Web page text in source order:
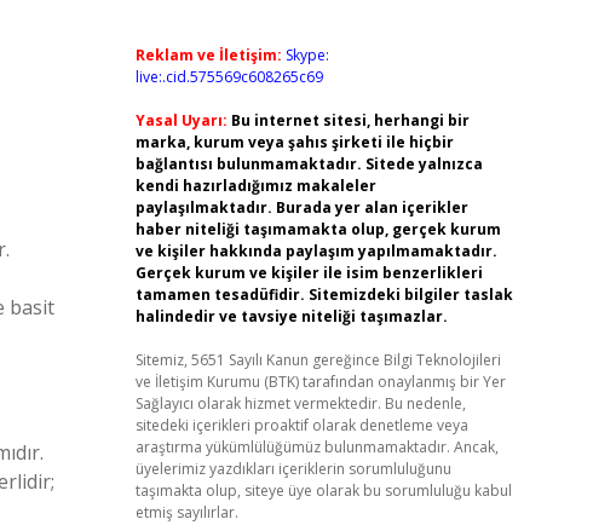
basit
Reklam ve İletişim: Skype:
live:.cid.575569c608265c69
Yasal Uyarı: Bu internet sitesi, herhangi bir
marka, kurum veya şahıs şirketi ile hiçbir
bağlantısı bulunmamaktadır. Sitede yalnızca
kendi hazırladığımız makaleler
paylaşılmaktadır. Burada yer alan içerikler
haber niteliği taşımamakta olup, gerçek kurum
ve kişiler hakkında paylaşım yapılmamaktadır.
Gerçek kurum ve kişiler ile isim benzerlikleri
tamamen tesadüfidir. Sitemizdeki bilgiler taslak
halindedir ve tavsiye niteliği taşımazlar.
Sitemiz, 5651 Sayılı Kanun gereğince Bilgi Teknolojileri
ve İletişim Kurumu (BTK) tarafından onaylanmış bir Yer
Sağlayıcı olarak hizmet vermektedir. Bu nedenle,
sitedeki içerikleri proaktif olarak denetleme veya
araştırma yükümlülüğümüz bulunmamaktadır. Ancak,
üyelerimiz yazdıkları içeriklerin sorumluluğunu
taşımakta olup, siteye üye olarak bu sorumluluğu kabul
etmiş sayılırlar.